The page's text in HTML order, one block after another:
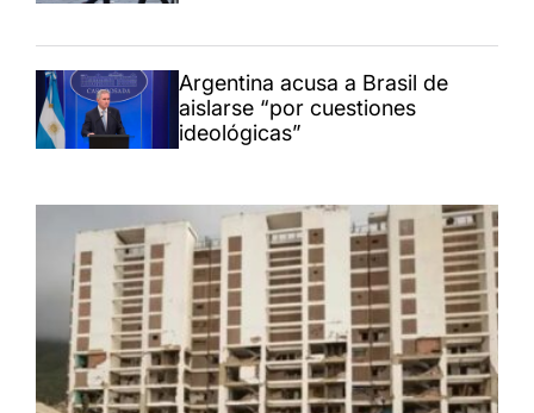
Argentina acusa a Brasil de
aislarse “por cuestiones
ideológicas”